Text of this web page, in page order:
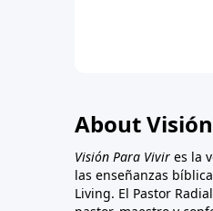
debido a la
About
Visión Para Vivir es la
las enseñanzas
Living. El Pastor